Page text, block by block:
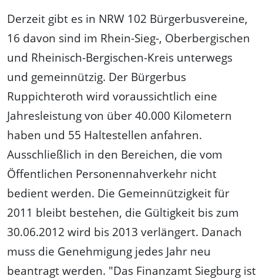
Derzeit gibt es in NRW 102 Bürgerbusvereine,
16 davon sind im Rhein-Sieg-, Oberbergischen
und Rheinisch-Bergischen-Kreis unterwegs
und gemeinnützig. Der Bürgerbus
Ruppichteroth wird voraussichtlich eine
Jahresleistung von über 40.000 Kilometern
haben und 55 Haltestellen anfahren.
Ausschließlich in den Bereichen, die vom
Öffentlichen Personennahverkehr nicht
bedient werden. Die Gemeinnützigkeit für
2011 bleibt bestehen, die Gültigkeit bis zum
30.06.2012 wird bis 2013 verlängert. Danach
muss die Genehmigung jedes Jahr neu
beantragt werden. "Das Finanzamt Siegburg ist